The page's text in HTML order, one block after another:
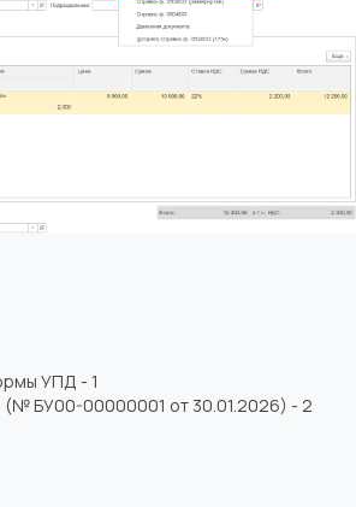
УПД - 1
(№ БУ00-00000001 от 30.01.2026) - 2